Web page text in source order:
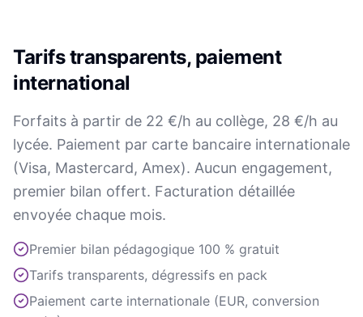
Tarifs transparents, paiement
international
Forfaits à partir de 22 €/h au collège, 28 €/h au
lycée. Paiement par carte bancaire internationale
(Visa, Mastercard, Amex). Aucun engagement,
premier bilan offert. Facturation détaillée
envoyée chaque mois.
Premier bilan pédagogique 100 % gratuit
Tarifs transparents, dégressifs en pack
Paiement carte internationale (EUR, conversion